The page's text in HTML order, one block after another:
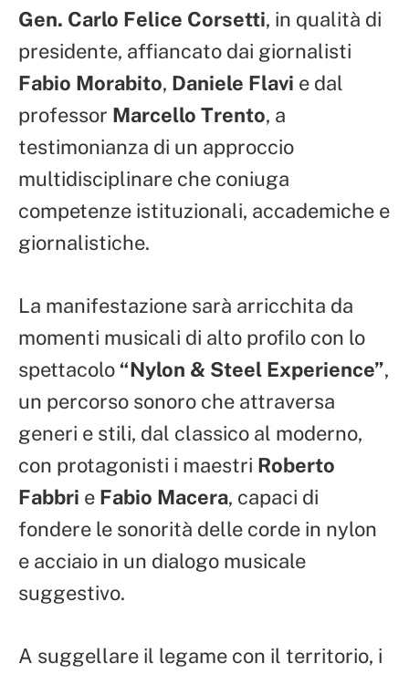
Gen. Carlo Felice Corsetti, in qualità di
presidente, affiancato dai giornalisti
Fabio Morabito, Daniele Flavi e dal
professor Marcello Trento, a
testimonianza di un approccio
multidisciplinare che coniuga
competenze istituzionali, accademiche e
giornalistiche.
La manifestazione sarà arricchita da
momenti musicali di alto profilo con lo
spettacolo“Nylon & Steel Experience”,
un percorso sonoro che attraversa
generi e stili, dal classico al moderno,
con protagonisti i maestri Roberto
Fabbri e Fabio Macera, capaci di
fondere le sonorità delle corde in nylon
e acciaio in un dialogo musicale
suggestivo.
A suggellare il legame con il territorio, i